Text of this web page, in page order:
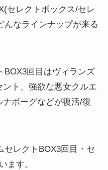
セレクトボックス/セレ
んなラインナップが来る
BOX3回目はヴィランズ
ト、強欲な悪女クルエ
ボーグなどが復活/復
セレクトBOX3回目・セ
ます。